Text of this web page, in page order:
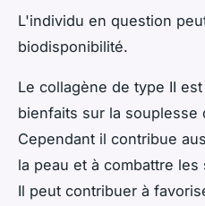
L'individu en question
biodisponibilité.
Le collagène de type II
bienfaits sur la souplesse
Cependant il contribue
la peau et à combattre
Il peut contribuer à